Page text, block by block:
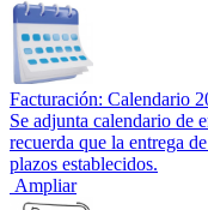
Facturación: Calendario
Se adjunta calendario de
recuerda que la entrega
plazos establecidos.
Ampliar